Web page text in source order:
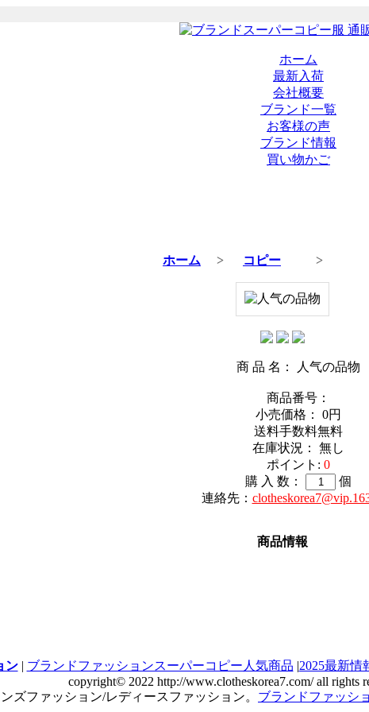
ホーム
最新入荷
会社概要
ブランド一覧
お客様の声
ブランド情報
買い物かご
ホーム > コピー >
商 品 名： 人气の品物
商品番号：
小売価格： 0円
送料手数料無料
在庫状況： 無し
ポイント: 0
購 入 数：
個
連絡先：
商品情報
ン| ブランドファッションスーパーコピー人気商品 |2025最新情
copyright© 2022 http://www.clotheskorea7.com/ all rights
ズファッション/レディースファッション。 ブランドファッシ